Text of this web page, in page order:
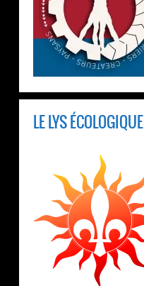
LE LYS ÉCOLOGIQUE